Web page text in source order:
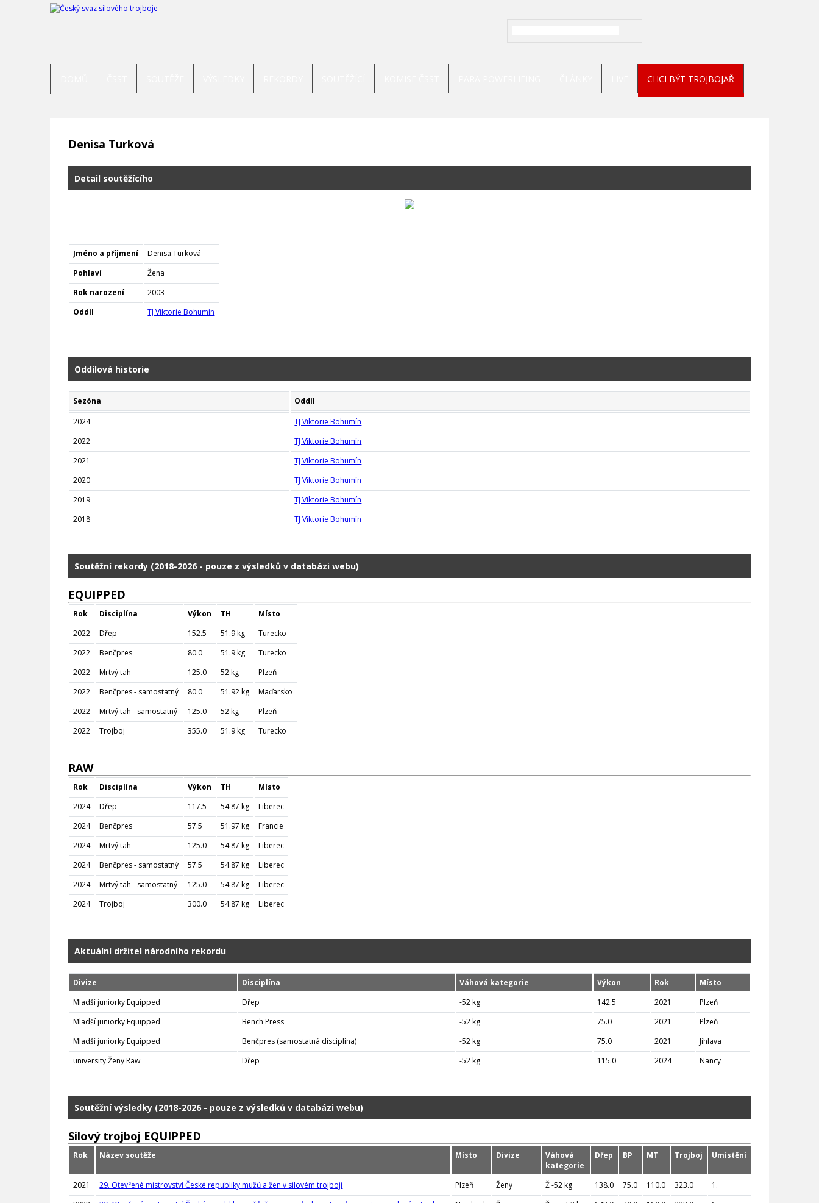
CHCI BÝT TROJBOJAŘ
Denisa Turková
Detail soutěžícího
Jméno a příjmení
Denisa Turková
Pohlaví
Žena
Rok narození
2003
Oddíl
TJ Viktorie Bohumín
Oddílová historie
Sezóna
Oddíl
2024
TJ Viktorie Bohumín
2022
TJ Viktorie Bohumín
2021
TJ Viktorie Bohumín
2020
TJ Viktorie Bohumín
2019
TJ Viktorie Bohumín
2018
TJ Viktorie Bohumín
Soutěžní rekordy (2018-2026 - pouze z výsledků v databázi webu)
EQUIPPED
Rok Disciplína Výkon TH
Místo
2022
Dřep 152.5 51.9 kg
Turecko
2022
Benčpres 80.0 51.9 kg
Turecko
2022
Mrtvý tah 125.0 52 kg
Plzeň
2022
Benčpres - samostatný 80.0 51.92 kg
Maďarsko
2022
Mrtvý tah - samostatný 125.0 52 kg
Plzeň
2022
Trojboj 355.0 51.9 kg Turecko
RAW
Rok Disciplína Výkon TH
Místo
2024
Dřep 117.5 54.87 kg
Liberec
2024
Benčpres 57.5 51.97 kg
Francie
2024
Mrtvý tah 125.0 54.87 kg
Liberec
2024
Benčpres - samostatný 57.5 54.87 kg
Liberec
2024
Mrtvý tah - samostatný 125.0 54.87 kg
Liberec
2024
Trojboj 300.0 54.87 kg Liberec
Aktuální držitel národního rekordu
Divize Disciplína Váhová kategorie Výkon Rok
Místo
Mladší juniorky Equipped
Dřep -52 kg 142.5 2021
Plzeň
Mladší juniorky Equipped
Bench Press -52 kg 75.0 2021
Plzeň
Mladší juniorky Equipped
Benčpres (samostatná disciplína) -52 kg 75.0 2021
Jihlava
university Ženy Raw
Dřep -52 kg 115.0 2024 Nancy
Soutěžní výsledky (2018-2026 - pouze z výsledků v databázi webu)
Silový trojboj EQUIPPED
Rok Název soutěže Místo Divize
Váhová
kategorie
Dřep BP MT Trojboj Umístění
2021 29. Otevřené mistrovství České republiky mužů a žen v silovém trojboji Plzeň Ženy Ž -52 kg 138.0 75.0 110.0 323.0
1.